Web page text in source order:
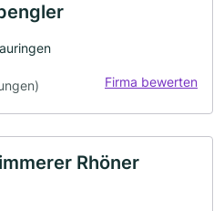
Firma bewerten
Rhöner